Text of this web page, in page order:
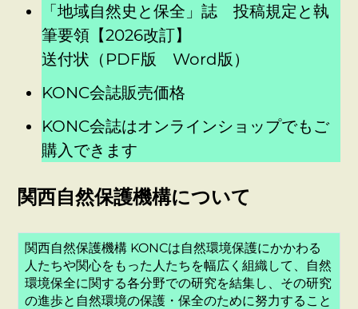
「地域自然史と保全」誌 投稿規定と執
筆要領【2026改訂】
送付状（PDF版
Word版）
KONC会誌販売価格
KONC会誌はオンラインショップでもご
購入できます
関西自然保護機構について
関西自然保護機構 KONCは自然環境保護にかかわる
人たちや関心をもった人たちを幅広く組織して、自然
環境保全に関する各分野での研究を結集し、その研究
の進歩と自然環境の保護・保全のために努力すること